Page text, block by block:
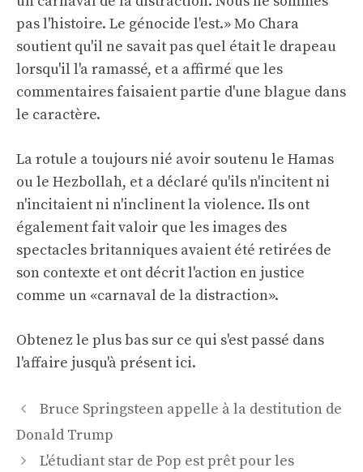
pas l'histoire. Le génocide l'est.» Mo Chara
soutient qu'il ne savait pas quel était le drapeau
lorsqu'il l'a ramassé, et a affirmé que les
commentaires faisaient partie d'une blague dans
le caractère.
La rotule a toujours nié avoir soutenu le Hamas
ou le Hezbollah, et a déclaré qu'ils n'incitent ni
n'incitaient ni n'inclinent la violence. Ils ont
également fait valoir que les images des
spectacles britanniques avaient été retirées de
son contexte et ont décrit l'action en justice
comme un «carnaval de la distraction».
Obtenez le plus bas sur ce qui s'est passé dans
l'affaire jusqu'à présent ici.
Navigation
des
articles
Bruce Springsteen appelle à la destitution de
Donald Trump
L'étudiant star de Pop est prêt pour les